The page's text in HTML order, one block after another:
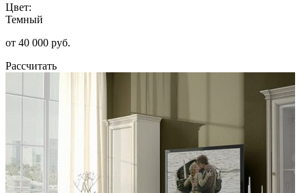
Цвет:
Темный
от 40 000 руб.
Рассчитать